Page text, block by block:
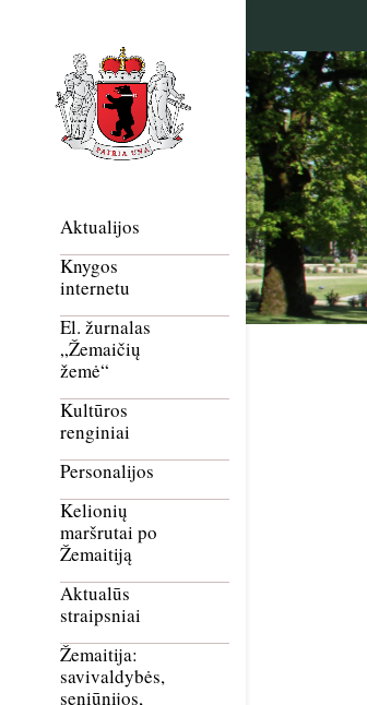
Aktualijos
Knygos
internetu
El. žurnalas
„Žemaičių
žemė“
Kultūros
renginiai
Personalijos
Kelionių
maršrutai po
Žemaitiją
Aktualūs
straipsniai
Žemaitija:
savivaldybės,
seniūnijos,